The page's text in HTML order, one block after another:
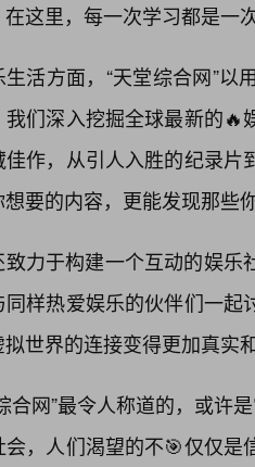
这里，每一次学习都是一
活方面，“天堂综合网”
我们深入挖掘全球最新的
佳作，从引人入胜的纪录
要的内容，更能发现那些
致力于构建一个互动的娱
同样热爱娱乐的伙伴们一
世界的连接变得更加真实
合网”最令人称道的，或许
，人们渴望的不🎯仅仅